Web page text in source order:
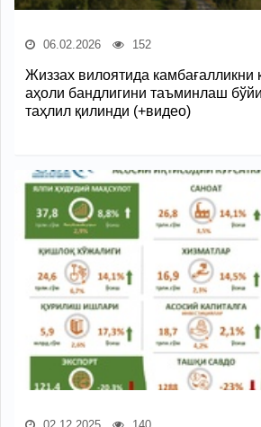
06.02.2026 152
Жиззах вилоятида камбағалликни
аҳоли бандлигини таъминлаш
таҳлил қилинди (+видео)